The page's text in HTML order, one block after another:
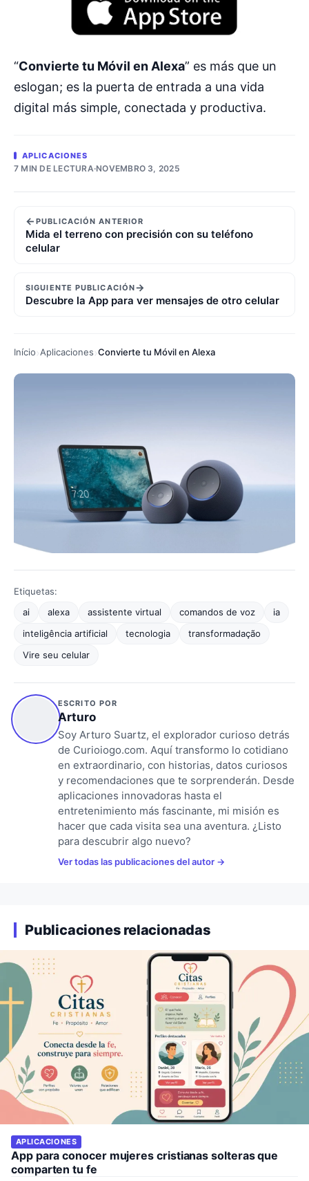
“Convierte tu Móvil en Alexa” es más que un
eslogan; es la puerta de entrada a una vida
digital más simple, conectada y productiva.
APLICACIONES
7 MIN DE LECTURA·NOVEMBRO 3, 2025
←PUBLICACIÓN ANTERIOR
Mida el terreno con precisión con su teléfono
celular
SIGUIENTE PUBLICACIÓN→
Descubre la App para ver mensajes de otro celular
Início Aplicaciones Convierte tu Móvil en Alexa
Etiquetas:
ai
alexa assistente virtual comandos de voz
ia
inteligência artificial
tecnologia
transformadação
Vire seu celular
ESCRITO POR
Arturo
Soy Arturo Suartz, el explorador curioso detrás
de Curioiogo.com. Aquí transformo lo cotidiano
en extraordinario, con historias, datos curiosos
y recomendaciones que te sorprenderán. Desde
aplicaciones innovadoras hasta el
entretenimiento más fascinante, mi misión es
hacer que cada visita sea una aventura. ¿Listo
para descubrir algo nuevo?
Ver todas las publicaciones del autor
Publicaciones relacionadas
APLICACIONES
App para conocer mujeres cristianas solteras que
comparten tu fe